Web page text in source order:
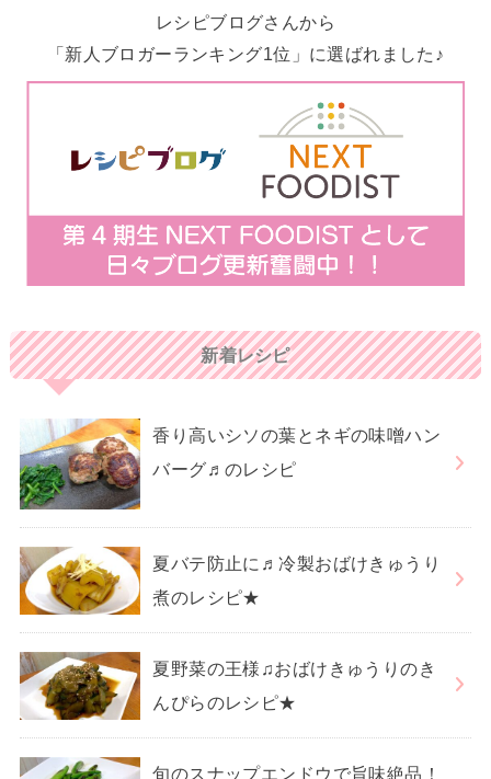
レシピブログさんから
「新人ブロガーランキング1位」に選ばれました♪
新着レシピ
香り高いシソの葉とネギの味噌ハン
バーグ♬のレシピ
夏バテ防止に♬冷製おばけきゅうり
煮のレシピ★
夏野菜の王様♫おばけきゅうりのき
んぴらのレシピ★
旬のスナップエンドウで旨味絶品！